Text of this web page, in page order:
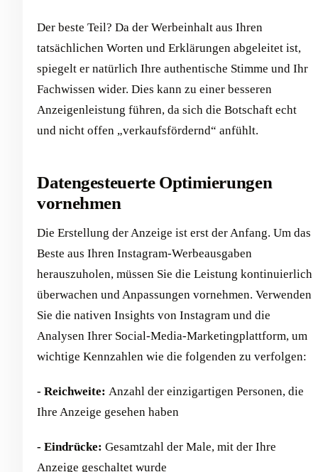
Der beste Teil? Da der Werbeinhalt aus Ihren
tatsächlichen Worten und Erklärungen abgeleitet ist,
spiegelt er natürlich Ihre authentische Stimme und Ihr
Fachwissen wider. Dies kann zu einer besseren
Anzeigenleistung führen, da sich die Botschaft echt
und nicht offen „verkaufsfördernd“ anfühlt.
Datengesteuerte Optimierungen
vornehmen
Die Erstellung der Anzeige ist erst der Anfang. Um das
Beste aus Ihren Instagram-Werbeausgaben
herauszuholen, müssen Sie die Leistung kontinuierlich
überwachen und Anpassungen vornehmen. Verwenden
Sie die nativen Insights von Instagram und die
Analysen Ihrer Social-Media-Marketingplattform, um
wichtige Kennzahlen wie die folgenden zu verfolgen:
- Reichweite: Anzahl der einzigartigen Personen, die
Ihre Anzeige gesehen haben
- Eindrücke: Gesamtzahl der Male, mit der Ihre
Anzeige geschaltet wurde